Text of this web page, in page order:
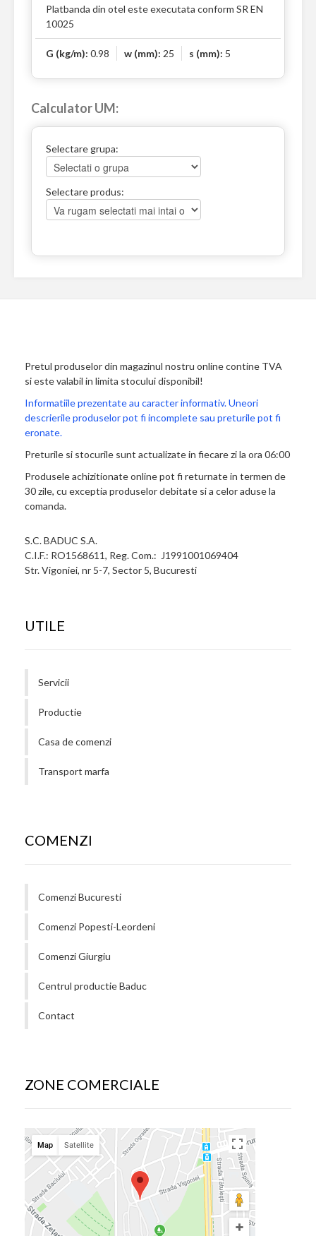
Platbanda din otel este executata conform SR EN
10025
G (kg/m): 0.98 w (mm): 25 s (mm): 5
Calculator UM:
Selectare grupa:
Selectare produs:
Pretul produselor din magazinul nostru online contine TVA
si este valabil in limita stocului disponibil!
Informatiile prezentate au caracter informativ. Uneori
descrierile produselor pot fi incomplete sau preturile pot fi
eronate.
Preturile si stocurile sunt actualizate in fiecare zi la ora 06:00
Produsele achizitionate online pot fi returnate in termen de
30 zile, cu exceptia produselor debitate si a celor aduse la
comanda.
S.C. BADUC S.A.
C.I.F.: RO1568611, Reg. Com.: J1991001069404
Str. Vigoniei, nr 5-7, Sector 5, Bucuresti
UTILE
Servicii
Productie
Casa de comenzi
Transport marfa
COMENZI
Comenzi Bucuresti
Comenzi Popesti-Leordeni
Comenzi Giurgiu
Centrul productie Baduc
Contact
ZONE COMERCIALE